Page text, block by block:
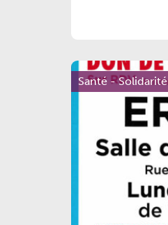
Santé - Solidarité